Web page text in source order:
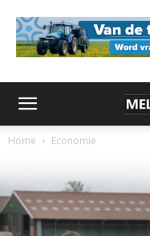
Home Economie